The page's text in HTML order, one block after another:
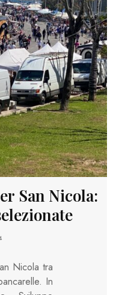
San Nicola:
Nicola tra
In